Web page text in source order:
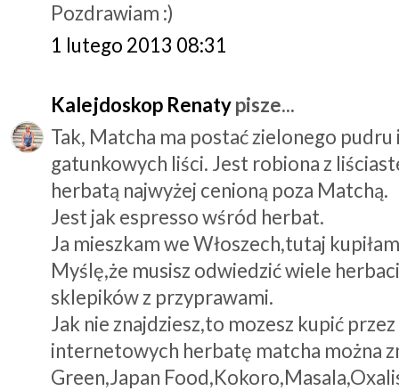
Pozdrawiam :)
1 lutego 2013 08:31
Kalejdoskop Renatypisze...
Tak, Matcha ma postać zielonego
gatunkowych liści. Jest robiona z
herbatą najwyżej cenioną poza Matchą.
Jest jak espresso wśród herbat.
Ja mieszkam we Włoszech,tutaj
Myślę,że musisz odwiedzić wiele
sklepików z przyprawami.
Jak nie znajdziesz,to mozesz kupić
internetowych herbatę matcha można
Green,Japan